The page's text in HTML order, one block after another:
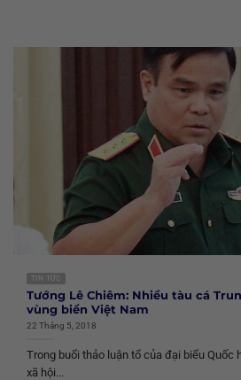
TIN TỨC
Tướng Lê Chiêm: Nhiều tàu cá
vùng biển Việt Nam
22 Tháng 5, 2018
Trong buổi thảo luận tổ của đại biểu Quốc
xã hội...